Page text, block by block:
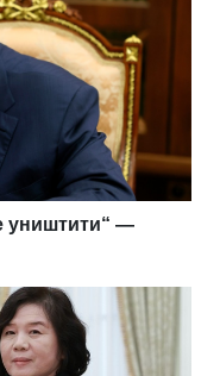
уништити“ —